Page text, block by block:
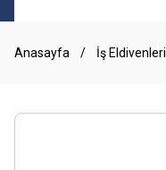
Anasayfa İş Eldivenleri